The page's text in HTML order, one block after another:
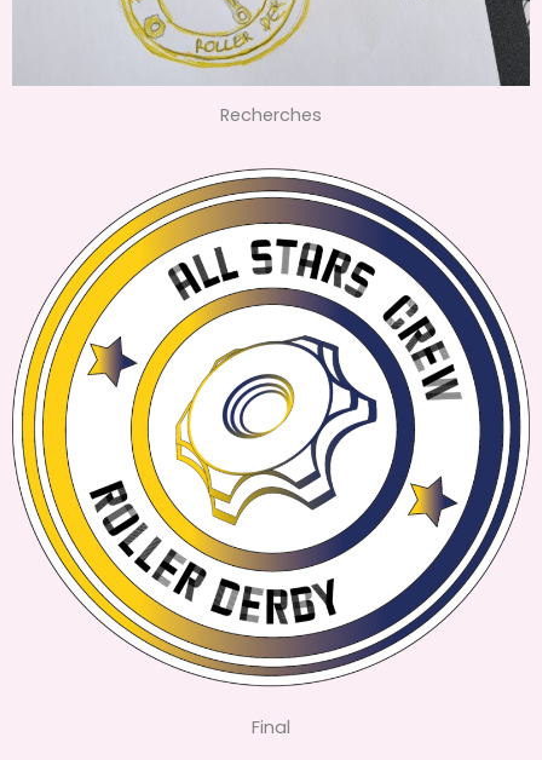
Recherches
Final